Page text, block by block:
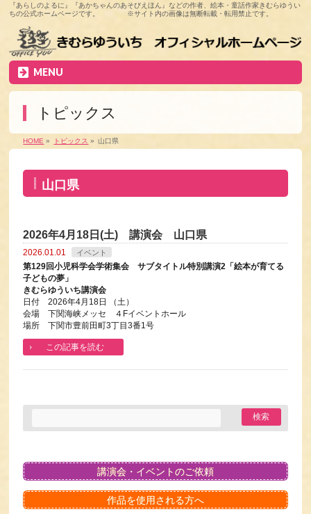
『あらしのよるに』『あかちゃんのあそびえほん』などの作者、絵本・童話作家きむらゆうい
ちの公式ホームページです。 ※サイト内の画像は無断転載・転用禁止です。
MENU
トピックス
HOME » トピックス » 山口県
山口県
2026年4月18日(土) 講演会 山口県
2026.01.01 イベント
第129回小児科学会学術集会 サブタイトル特別講演2「絵本が育てる
子どもの夢」
きむらゆういち講演会
日付 2026年4月18日 （土）
会場 下関海峡メッセ ４Fイベントホール
場所 下関市豊前田町3丁目3番1号
この記事を読む
講演会・イベントのご依頼
作品を使用される方へ